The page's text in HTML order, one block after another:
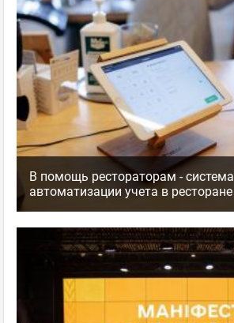
В помощь рестораторам - система
автоматизации учета в ресторане